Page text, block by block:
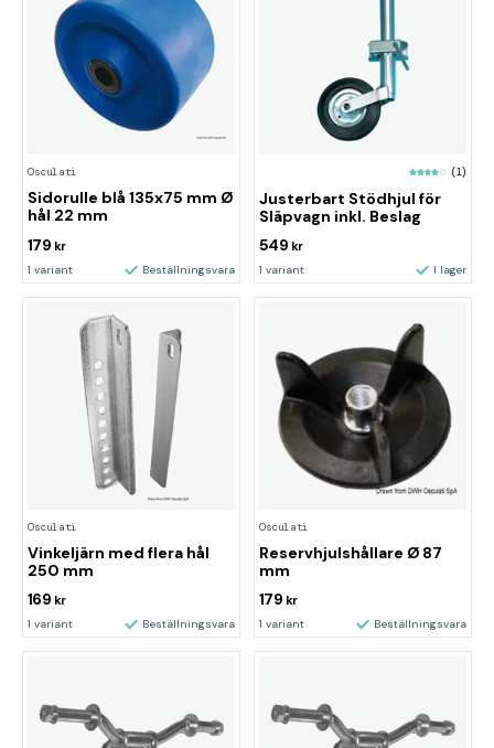
Osculati
Sidorulle blå 135x75 mm Ø
hål 22 mm
179 kr
1 variant Beställningsvara
(1)
Justerbart Stödhjul för
Släpvagn inkl. Beslag
549 kr
1 variant I lager
Osculati
Vinkeljärn med flera hål
250 mm
169 kr
1 variant Beställningsvara
Osculati
Reservhjulshållare Ø 87
mm
179 kr
1 variant Beställningsvara